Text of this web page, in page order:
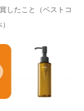
したこと（ベストコ